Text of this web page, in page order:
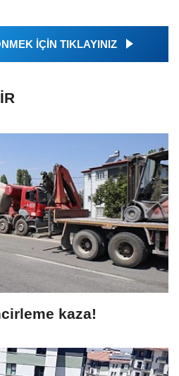
İÇİN TIKLAYINIZ
kaza!